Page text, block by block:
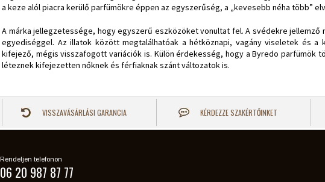
a keze alól piacra kerülő parfümökre éppen az egyszerűség, a „kevesebb néha több”
A márka jellegzetessége, hogy egyszerű eszközöket vonultat fel. A svédekre jellemző
egyediséggel. Az illatok között megtalálhatóak a hétköznapi, vagány viseletek és a
kifejező, mégis visszafogott variációk is. Külön érdekesség, hogy a Byredo parfümök
léteznek kifejezetten nőknek és férfiaknak szánt változatok is.
VISSZAVÁSÁRLÁSI GARANCIA KÉRDEZZE SZAKÉRTŐINKET
Rendeljen telefonon
06 20 987 87 77